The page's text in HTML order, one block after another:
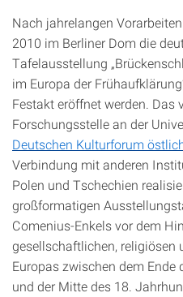
Nach jahrelangen
2010 im Berliner Dom die
Tafelausstellung
im Europa der
Festakt eröffnet werden. Das
Forschungsstelle an der
Deutschen Kulturforum
Verbindung mit anderen
Polen und Tschechien
großformatigen
Comenius-Enkels vor dem
gesellschaftlichen, religiösen
Europas zwischen dem Ende
und der Mitte des 18.